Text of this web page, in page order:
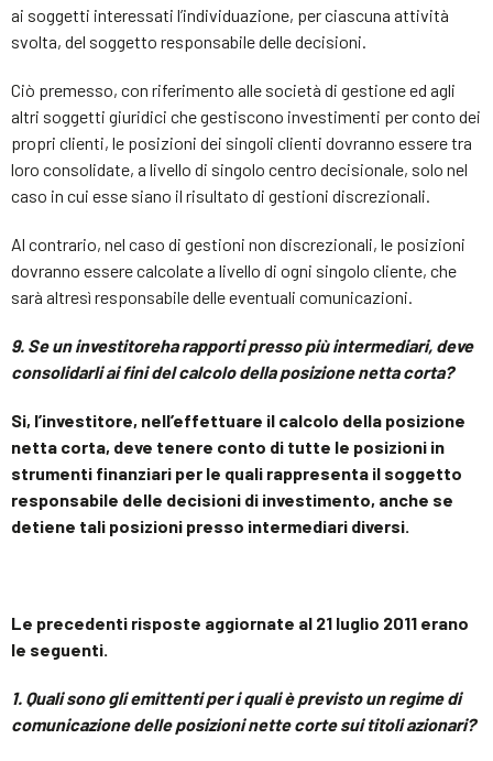
ai soggetti interessati l’individuazione, per ciascuna attività
svolta, del soggetto responsabile delle decisioni.
Ciò premesso, con riferimento alle società di gestione ed agli
altri soggetti giuridici che gestiscono investimenti per conto dei
propri clienti, le posizioni dei singoli clienti dovranno essere tra
loro consolidate, a livello di singolo centro decisionale, solo nel
caso in cui esse siano il risultato di gestioni discrezionali.
Al contrario, nel caso di gestioni non discrezionali, le posizioni
dovranno essere calcolate a livello di ogni singolo cliente, che
sarà altresì responsabile delle eventuali comunicazioni.
9. Se un investitoreha rapporti presso più intermediari, deve
consolidarli ai fini del calcolo della posizione netta corta?
Si, l’investitore, nell’effettuare il calcolo della posizione
netta corta, deve tenere conto di tutte le posizioni in
strumenti finanziari per le quali rappresenta il soggetto
responsabile delle decisioni di investimento, anche se
detiene tali posizioni presso intermediari diversi.
Le precedenti risposte aggiornate al 21 luglio 2011 erano
le seguenti.
1. Quali sono gli emittenti per i quali è previsto un regime di
comunicazione delle posizioni nette corte sui titoli azionari?